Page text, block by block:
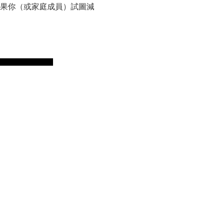
你（或家庭成員）試圖減